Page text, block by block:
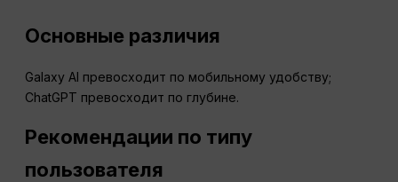
Основные различия
Galaxy AI превосходит по мобильному удобству;
ChatGPT превосходит по глубине.
Рекомендации по типу
пользователя